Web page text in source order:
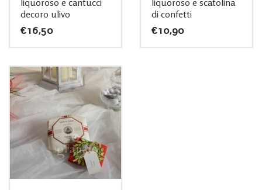
liquoroso e cantucci
decoro ulivo
€16,50
liquoroso e scatolina
di confetti
€10,90